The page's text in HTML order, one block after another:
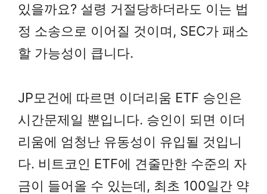
있을까요? 설령 거절당하더라도 이는 법
정 소송으로 이어질 것이며, SEC가 패소
할 가능성이 큽니다.
JP모건에 따르면 이더리움 ETF 승인은
시간문제일 뿐입니다. 승인이 되면 이더
리움에 엄청난 유동성이 유입될 것입니
다. 비트코인 ETF에 견줄만한 수준의 자
금이 들어올 수 있는데, 최초 100일간 약